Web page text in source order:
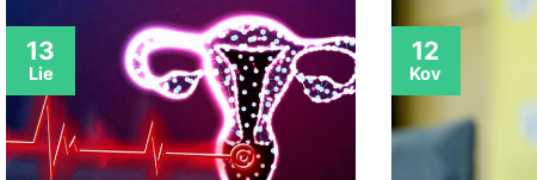
13
Lie
12
Kov